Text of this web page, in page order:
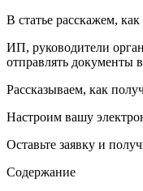
В статье расскажем,
ИП, руководители
отправлять
Рассказываем, как
Настроим вашу
Оставьте заявку и
Содержание